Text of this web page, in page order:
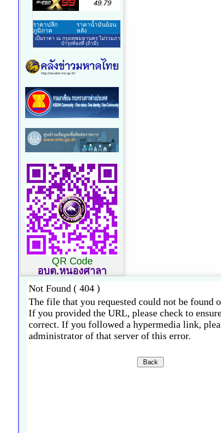
QR Code
อบต.หนองศาลา